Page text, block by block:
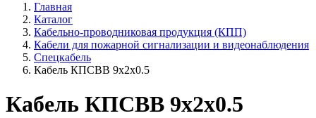
Главная
Каталог
Кабельно-проводниковая продукция (КПП)
Кабели для пожарной сигнализации и видеонаблюдения
Спецкабель
Кабель КПСВВ 9х2х0.5
Кабель КПСВВ 9х2х0.5